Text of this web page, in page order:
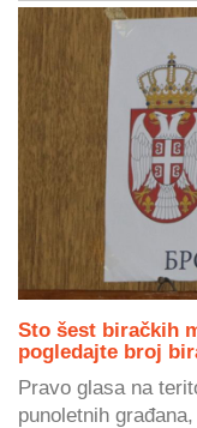
Sto šest biračkih
pogledajte broj
Pravo glasa na
punoletnih